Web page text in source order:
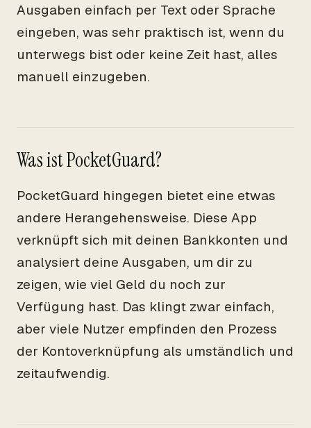
Ausgaben einfach per Text oder Sprache
eingeben, was sehr praktisch ist, wenn du
unterwegs bist oder keine Zeit hast, alles
manuell einzugeben.
Was ist PocketGuard?
PocketGuard hingegen bietet eine etwas
andere Herangehensweise. Diese App
verknüpft sich mit deinen Bankkonten und
analysiert deine Ausgaben, um dir zu
zeigen, wie viel Geld du noch zur
Verfügung hast. Das klingt zwar einfach,
aber viele Nutzer empfinden den Prozess
der Kontoverknüpfung als umständlich und
zeitaufwendig.